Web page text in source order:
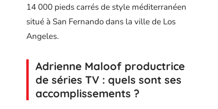
14 000 pieds carrés de style méditerranéen
situé à San Fernando dans la ville de Los
Angeles.
Adrienne Maloof productrice
de séries TV : quels sont ses
accomplissements ?